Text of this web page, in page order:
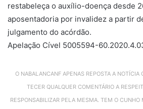
restabeleça o auxílio-doença desde
aposentadoria por invalidez a partir
julgamento do acórdão.
Apelação Cível 5005594-
O NABALANCANF APENAS REPOSTA A NOTÍCIA
TECER QUALQUER COMENTÁRIO A
RESPONSABILIZAR PELA MESMA. TEM O CUNHO